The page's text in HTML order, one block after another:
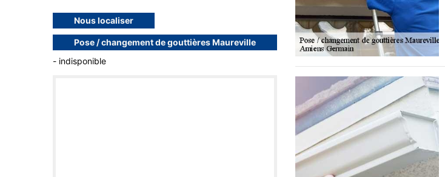
Nous localiser
Pose / changement de gouttières Maureville
- indisponible